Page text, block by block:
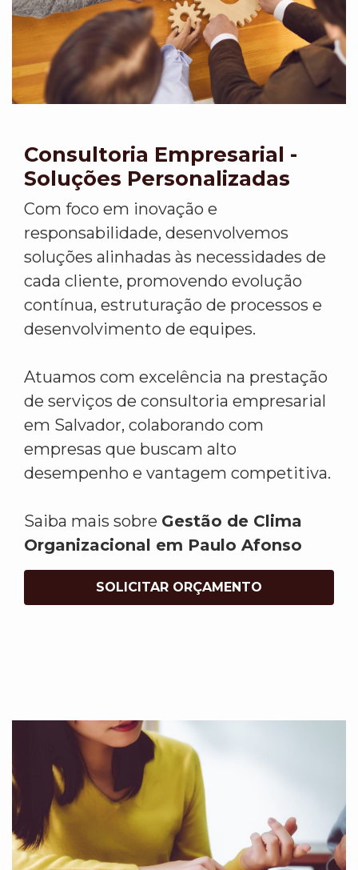
Consultoria Empresarial -
Soluções Personalizadas
Com foco em inovação e
responsabilidade, desenvolvemos
soluções alinhadas às necessidades de
cada cliente, promovendo evolução
contínua, estruturação de processos e
desenvolvimento de equipes.
Atuamos com excelência na prestação
de serviços de consultoria empresarial
em Salvador, colaborando com
empresas que buscam alto
desempenho e vantagem competitiva.
Saiba mais sobre Gestão de Clima
Organizacional em Paulo Afonso
SOLICITAR ORÇAMENTO